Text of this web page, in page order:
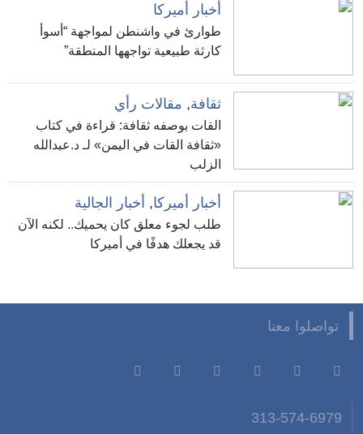
أخبار أميركا
طوارئ في واشنطن لمواجهة “أسوأ
كارثة طبيعية تواجهها المنطقة”
ثقافة, مقالات رأي
القات بوصفه ثقافة: قراءة في كتاب
«ثقافة القات في اليمن» لـ د.عبدالله
الزلب
أخبار أميركا, أخبار الجالية
طلب لجوء معلق كان يحميك.. لكنه الآن
قد يجعلك هدفًا في أميركا
تواصلوا معنا
313-574-6979